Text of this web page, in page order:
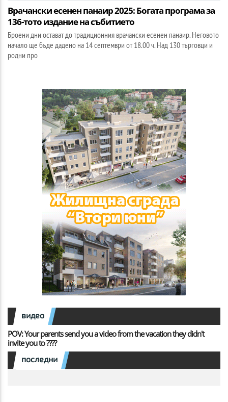
Врачански есенен панаир 2025: Богата програма за
136-тото издание на събитието
Броени дни остават до традиционния врачански есенен панаир. Неговото
начало ще бъде дадено на 14 септември от 18.00 ч. Над 130 търговци и
родни про
видео
POV: Your parents send you a video from the vacation they didn't
invite you to ????
последни